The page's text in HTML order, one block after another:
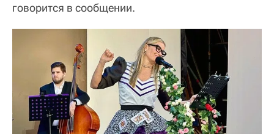
говорится в сообщении.